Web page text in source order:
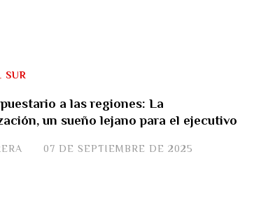
a las regiones: La
un sueño lejano para el ejecutivo
SUR
07 DE SEPTIEMBRE DE 2025